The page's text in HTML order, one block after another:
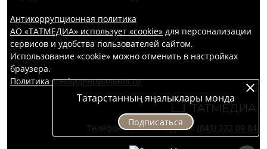
Татарстанның яңалыклары монда
Подписаться
Антикоррупционная политика
АО «ТАТМЕДИА» использует «cookie» для персонализации
сервисов и удобства пользователей сайтом.
Использование «cookie» можно отменить в настройках
браузера.
Политика конфиденциальности
Телефон АО «ТАТМЕДИА»: (843) 222 09 84